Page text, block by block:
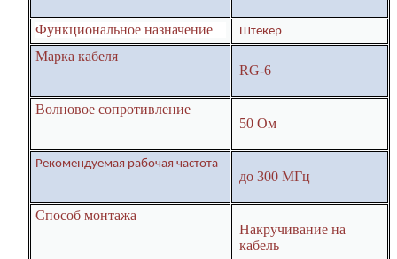
Функциональное назначение Штекер
Марка кабеля
RG-6
Волновое сопротивление
50 Ом
Рекомендуемая рабочая частота
до 300 МГц
Способ монтажа
Накручивание на
кабель